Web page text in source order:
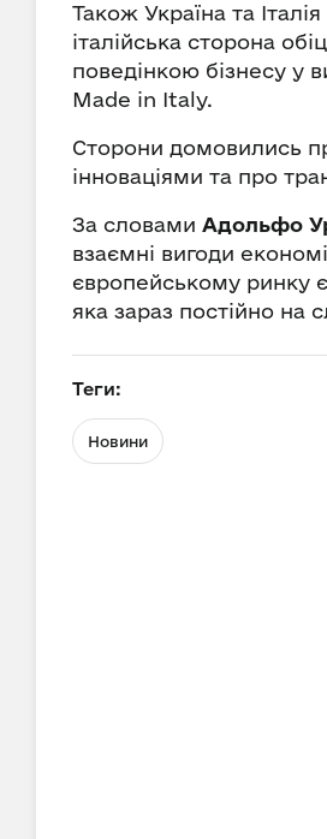
Також Україна та
італійська сторона
поведінкою бізнесу у
Made in Italy.
Сторони домовились
інноваціями та про
За словами Адольфо
взаємні вигоди
європейському ринку
яка зараз постійно на
Теги:
Новини